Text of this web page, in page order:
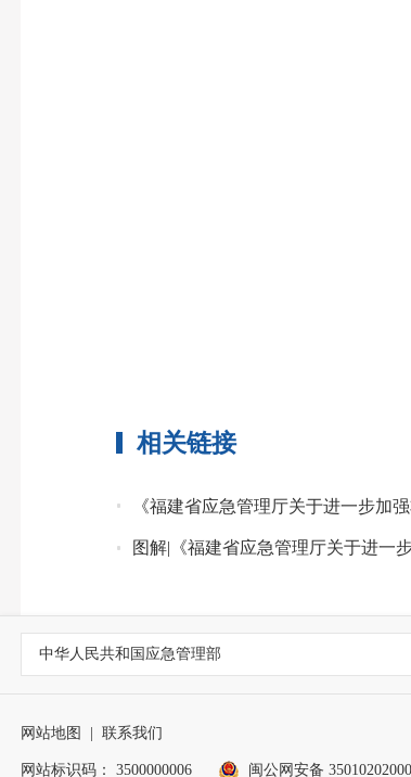
相关链接
《福建省应急管理厅关于进一步加
图解|《福建省应急管理厅关于进一
中华人民共和国应急管理部
网站地图 联系我们
网站标识码： 3500000006 闽公网安备